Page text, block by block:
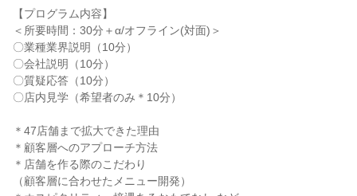
【プログラム内容】
＜所要時間：30分＋α/オフライン(対面)＞
〇業種業界説明（10分）
〇会社説明（10分）
〇質疑応答（10分）
〇店内見学（希望者のみ＊10分）
＊47店舗まで拡大できた理由
＊顧客層へのアプローチ方法
＊店舗を作る際のこだわり
（顧客層に合わせたメニュー開発）